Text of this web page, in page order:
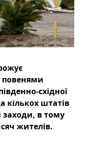
східної
кількох штатів
заходи, в тому
жителів.